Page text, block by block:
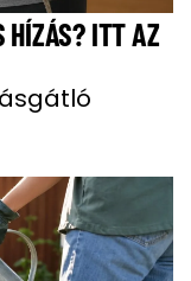
HÍZÁS? ITT AZ